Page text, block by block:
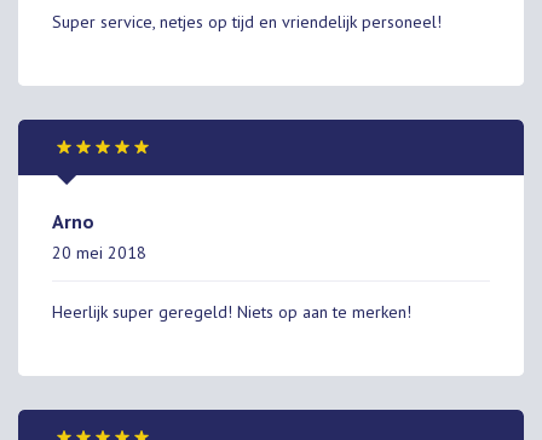
Super service, netjes op tijd en vriendelijk personeel!
Arno
20 mei 2018
Heerlijk super geregeld! Niets op aan te merken!